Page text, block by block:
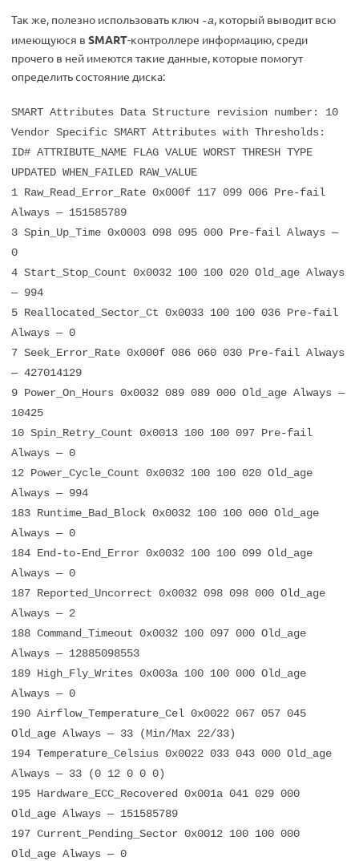
Так же, полезно использовать ключ -a, который выводит всю
имеющуюся в SMART-контроллере информацию, среди
прочего в ней имеются такие данные, которые помогут
определить состояние диска:
SMART Attributes Data Structure revision number: 10
Vendor Specific SMART Attributes with Thresholds:
ID# ATTRIBUTE_NAME FLAG VALUE WORST THRESH TYPE
UPDATED WHEN_FAILED RAW_VALUE
1 Raw_Read_Error_Rate 0x000f 117 099 006 Pre-fail
Always — 151585789
3 Spin_Up_Time 0x0003 098 095 000 Pre-fail Always —
0
4 Start_Stop_Count 0x0032 100 100 020 Old_age Always
— 994
5 Reallocated_Sector_Ct 0x0033 100 100 036 Pre-fail
Always — 0
7 Seek_Error_Rate 0x000f 086 060 030 Pre-fail Always
— 427014129
9 Power_On_Hours 0x0032 089 089 000 Old_age Always —
10425
10 Spin_Retry_Count 0x0013 100 100 097 Pre-fail
Always — 0
12 Power_Cycle_Count 0x0032 100 100 020 Old_age
Always — 994
183 Runtime_Bad_Block 0x0032 100 100 000 Old_age
Always — 0
184 End-to-End_Error 0x0032 100 100 099 Old_age
Always — 0
187 Reported_Uncorrect 0x0032 098 098 000 Old_age
Always — 2
188 Command_Timeout 0x0032 100 097 000 Old_age
Always — 12885098553
189 High_Fly_Writes 0x003a 100 100 000 Old_age
Always — 0
190 Airflow_Temperature_Cel 0x0022 067 057 045
Old_age Always — 33 (Min/Max 22/33)
194 Temperature_Celsius 0x0022 033 043 000 Old_age
Always — 33 (0 12 0 0 0)
195 Hardware_ECC_Recovered 0x001a 041 029 000
Old_age Always — 151585789
197 Current_Pending_Sector 0x0012 100 100 000
Old_age Always — 0